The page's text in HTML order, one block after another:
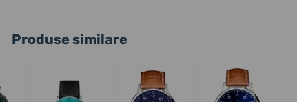
Produse similare